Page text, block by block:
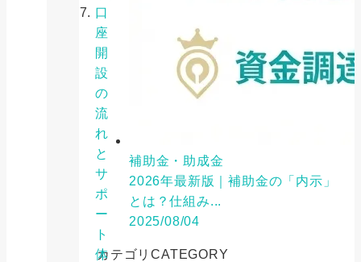
口
座
開
設
の
流
れ
と
サ
ポ
ー
ト
体
補助金・助成金
2026年最新版｜補助金の「内示」
とは？仕組み...
2025/08/04
カテゴリCATEGORY